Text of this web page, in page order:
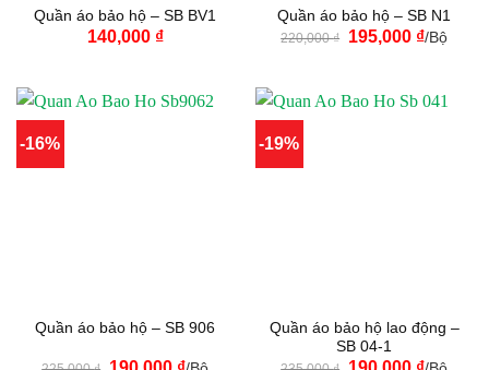
Quần áo bảo hộ – SB BV1
140,000 ₫
Quần áo bảo hộ – SB N1
220,000₫
Giá
195,000 ₫Giá
hiện
195,000
/Bộ
-16%
Quần áo bảo hộ – SB 906
Giá
Giá
-19%
Quần áo bảo hộ lao động –
SB 04-1
Giá
Giá